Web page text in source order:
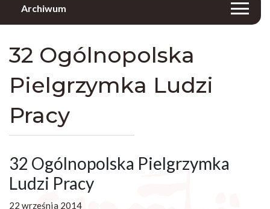
Archiwum
32 Ogólnopolska
Pielgrzymka Ludzi
Pracy
32 Ogólnopolska Pielgrzymka
Ludzi Pracy
22 września 2014